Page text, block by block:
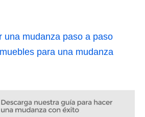
una mudanza paso a paso
para una mudanza